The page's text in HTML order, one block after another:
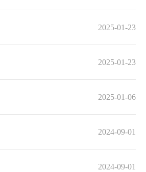
2025-01-23
2025-01-23
2025-01-06
2024-09-01
2024-09-01